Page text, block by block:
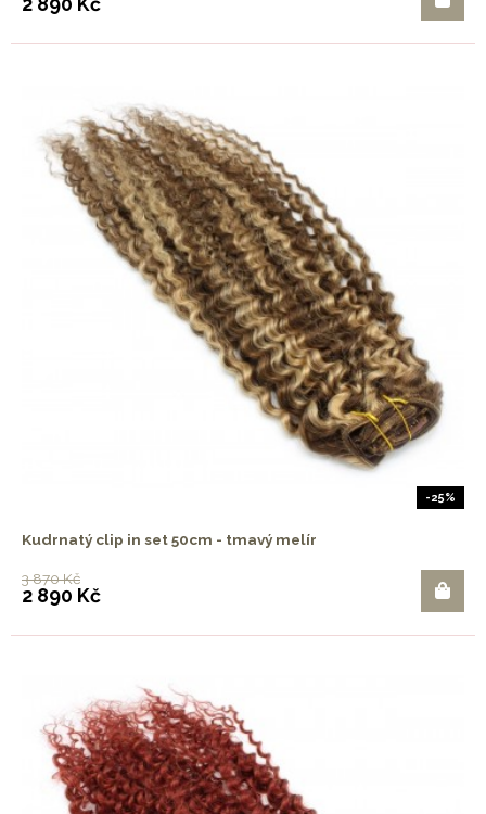
-25%
Kudrnatý clip in set 50cm - tmavý melír
3 870 Kč
2 890 Kč